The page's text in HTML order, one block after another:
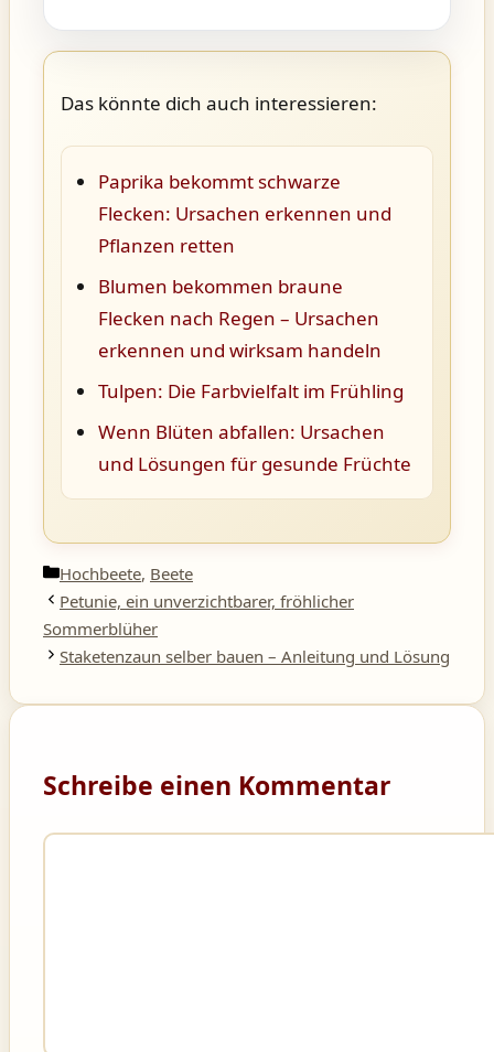
Das könnte dich auch interessieren:
Paprika bekommt schwarze
Flecken: Ursachen erkennen und
Pflanzen retten
Blumen bekommen braune
Flecken nach Regen – Ursachen
erkennen und wirksam handeln
Tulpen: Die Farbvielfalt im Frühling
Wenn Blüten abfallen: Ursachen
und Lösungen für gesunde Früchte
Kategorien
Hochbeete, Beete
Petunie, ein unverzichtbarer, fröhlicher
Sommerblüher
Staketenzaun selber bauen – Anleitung und Lösung
Schreibe einen Kommentar
Kommentar